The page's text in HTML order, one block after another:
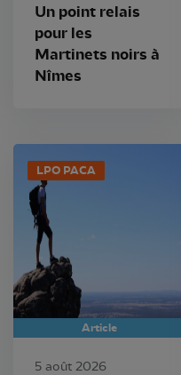
Un point relais
pour les
Martinets noirs à
Nîmes
LPO PACA
Article
5 août 2026